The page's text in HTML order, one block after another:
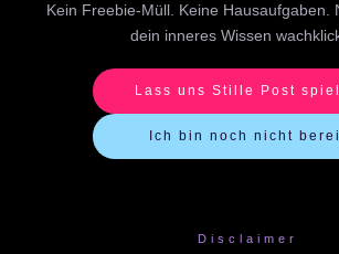
Kein Freebie-Müll. Keine Hausaufgaben.
dein inneres Wissen
Lass uns Stille Post
Ich bin noch nicht
Disclaimer